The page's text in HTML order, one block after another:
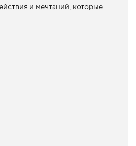
и мечтаний, которые